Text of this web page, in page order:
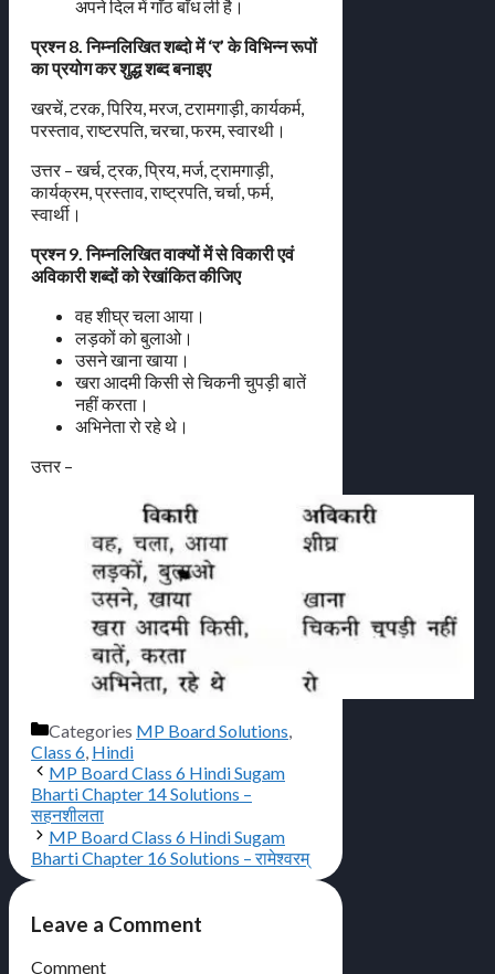
अपने दिल में गाँठ बाँध ली है।
प्रश्न 8. निम्नलिखित शब्दो में ‘र’ के विभिन्न रूपों
का प्रयोग कर शुद्ध शब्द बनाइए
खरचें, टरक, पिरिय, मरज, टरामगाड़ी, कार्यकर्म,
परस्ताव, राष्टरपति, चरचा, फरम, स्वारथी।
उत्तर – खर्च, ट्रक, प्रिय, मर्ज, ट्रामगाड़ी,
कार्यक्रम, प्रस्ताव, राष्ट्रपति, चर्चा, फर्म,
स्वार्थी।
प्रश्न 9. निम्नलिखित वाक्यों में से विकारी एवं
अविकारी शब्दों को रेखांकित कीजिए
वह शीघ्र चला आया।
लड़कों को बुलाओ।
उसने खाना खाया।
खरा आदमी किसी से चिकनी चुपड़ी बातें
नहीं करता।
अभिनेता रो रहे थे।
उत्तर –
Categories MP Board Solutions
Class 6 Hindi
MP Board Class 6 Hindi Sugam
Bharti Chapter 14 Solutions –
सहनशीलता
MP Board Class 6 Hindi Sugam
Bharti Chapter 16 Solutions – रामेश्वरम्
Leave a Comment
Comment